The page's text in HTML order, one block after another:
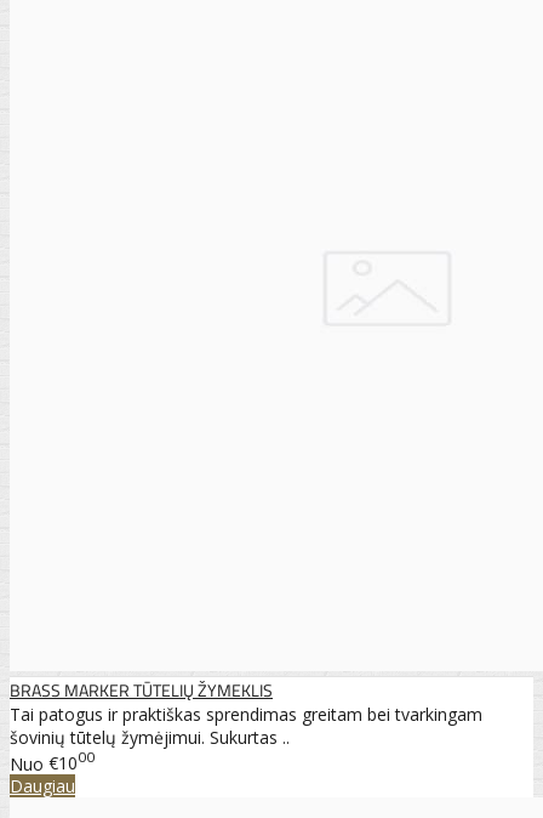
BRASS MARKER TŪTELIŲ ŽYMEKLIS
Tai patogus ir praktiškas sprendimas greitam bei tvarkingam
šovinių tūtelų žymėjimui. Sukurtas ..
Nuo €1000
Daugiau